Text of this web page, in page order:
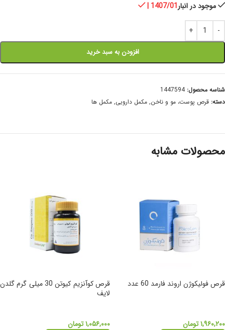
موجود در انبار| 1407/01
افزودن به سبد خرید
شناسه محصول:1447594
دسته: قرص پوست، مو و ناخن, مکمل دارویی, مکمل ها
محصولات مشابه
قرص فولیکوژن اروند فارمد 60 عدد
۱,۹۶۰,۲۰۰تومان
قرص کوآنزیم کیوتن 30 میلی گرم گلدن
لایف
۱,۰۵۶,۰۰۰تومان